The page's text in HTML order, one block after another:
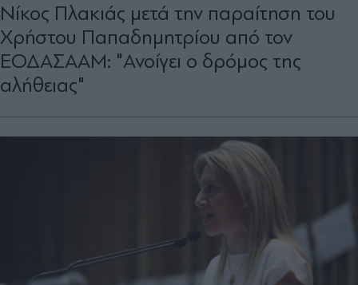
Νίκος Πλακιάς μετά την παραίτηση του
Χρήστου Παπαδημητρίου από τον
ΕΟΔΑΣΑΑΜ: "Ανοίγει ο δρόμος της
αλήθειας"